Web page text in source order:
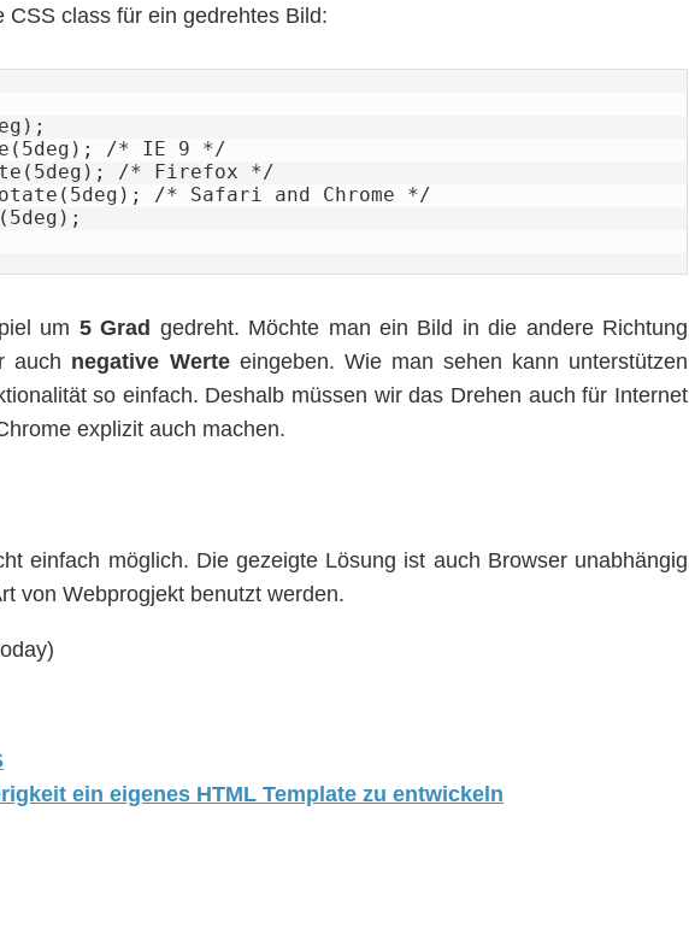
CSS class für ein gedrehtes Bild:
um 5 Grad gedreht. Möchte man ein Bild in die andere Richtung
auch negative Werteeingeben. Wie man sehen kann unterstützen
so einfach. Deshalb müssen wir das Drehen auch für Internet
explizit auch machen.
einfach möglich. Die gezeigte Lösung ist auch Browser unabhängig
von Webprogjekt benutzt werden.
ein eigenes HTML Template zu entwickeln